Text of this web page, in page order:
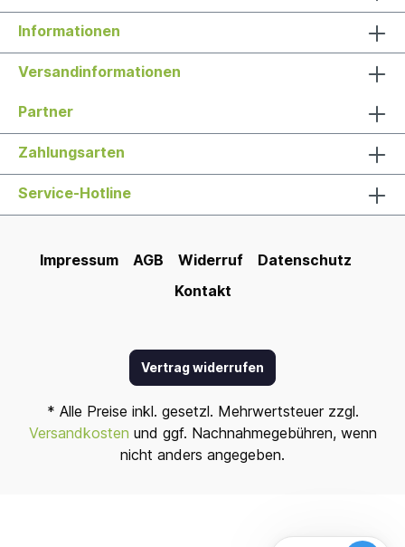
Informationen
Versandinformationen
Partner
Zahlungsarten
Service-Hotline
Impressum AGB Widerruf
Datenschutz
Kontakt
Vertrag widerrufen
* Alle Preise inkl. gesetzl. Mehrwertsteuer zzgl.
Versandkosten und ggf. Nachnahmegebühren, wenn
nicht anders angegeben.